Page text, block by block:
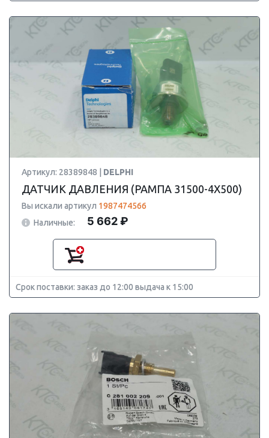
Артикул: 28389848 | DELPHI
ДАТЧИК ДАВЛЕНИЯ (РАМПА 31500-4X500)
Вы искали артикул 1987474566
Наличные:
5 662 ₽
Срок поставки: заказ до 12:00 выдача к 15:00